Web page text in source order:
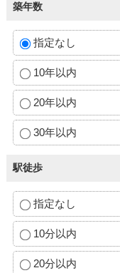
築年数
指定なし
10年以内
20年以内
30年以内
駅徒歩
指定なし
10分以内
20分以内